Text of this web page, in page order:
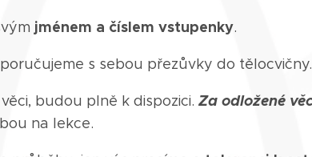
jménem a číslem vstupenky.
s sebou přezůvky do tělocvičny.
budou plně k dispozici. Za odložené
na lekce.